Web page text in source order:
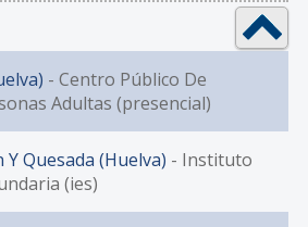
- Centro Público De
Adultas (presencial)
Quesada (Huelva) - Instituto
(ies)